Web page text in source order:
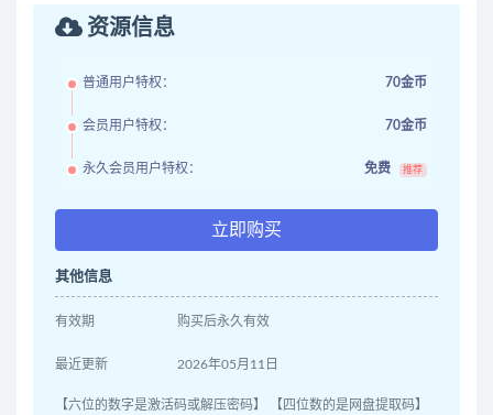
资源信息
普通用户特权： 70金币
会员用户特权： 70金币
永久会员用户特权： 免费 推荐
立即购买
其他信息
有效期 购买后永久有效
最近更新 2026年05月11日
【六位的数字是激活码或解压密码】 【四位数的是网盘提取码】